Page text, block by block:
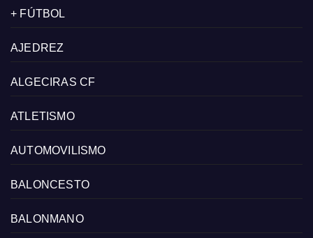
+ FÚTBOL
AJEDREZ
ALGECIRAS CF
ATLETISMO
AUTOMOVILISMO
BALONCESTO
BALONMANO